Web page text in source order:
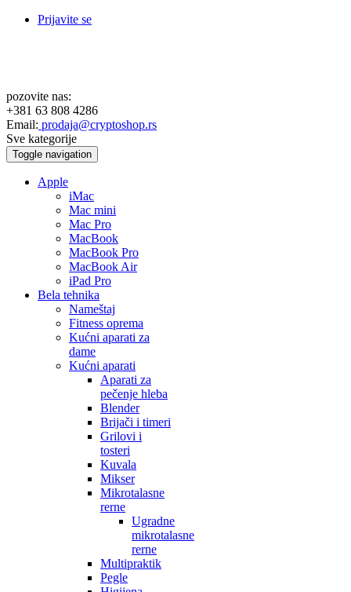
Prijavite se
pozovite nas:
+381 63 808 4286
Email: prodaja@cryptoshop.rs
Sve kategorije
Toggle navigation
Apple
iMac
Mac mini
Mac Pro
MacBook
MacBook Pro
MacBook Air
iPad Pro
Bela tehnika
Nameštaj
Fitness oprema
Kućni aparati za
dame
Kućni aparati
Aparati za
pečenje hleba
Blender
Brijači i timeri
Grilovi i
tosteri
Kuvala
Mikser
Mikrotalasne
rerne
Ugradne
mikrotalasne
rerne
Multipraktik
Pegle